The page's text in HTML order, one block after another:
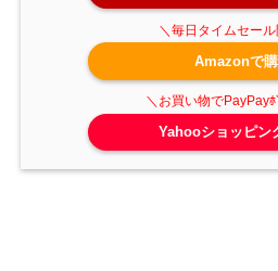
Amazonで
Yahooショッピン